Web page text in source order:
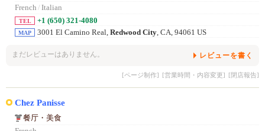
French / Italian
TEL +1 (650) 321-4080
MAP 3001 El Camino Real, Redwood City, CA, 94061 US
まだレビューはありません。 レビューを書く
[ページ制作] [営業時間・内容変更] [閉店報告]
Chez Panisse
餐厅・美食